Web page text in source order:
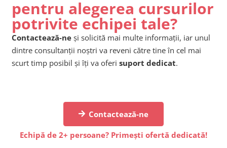
pentru alegerea cursurilor
potrivite echipei tale?
Contactează-ne și solicită mai multe informații, iar unul
dintre consultanții noștri va reveni către tine în cel mai
scurt timp posibil și îți va oferi suport dedicat.
Contactează-ne
Echipă de 2+ persoane? Primești ofertă dedicată!